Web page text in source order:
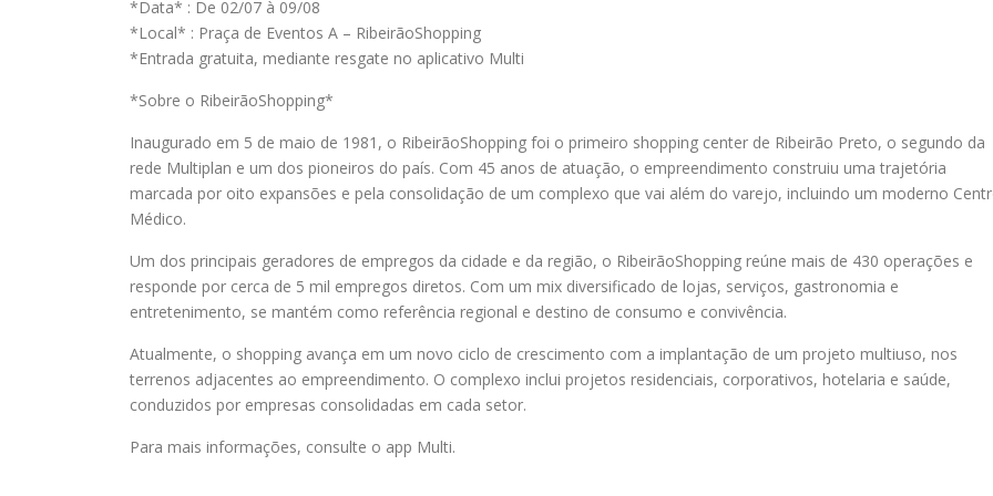
*Data* : De 02/07 à 09/08
*Local* : Praça de Eventos A – RibeirãoShopping
*Entrada gratuita, mediante resgate no aplicativo Multi
*Sobre o RibeirãoShopping*
Inaugurado em 5 de maio de 1981, o RibeirãoShopping foi o primeiro shopping center de Ribeirão Preto, o segundo da
rede Multiplan e um dos pioneiros do país. Com 45 anos de atuação, o empreendimento construiu uma trajetória
marcada por oito expansões e pela consolidação de um complexo que vai além do varejo, incluindo um moderno
Médico.
Um dos principais geradores de empregos da cidade e da região, o RibeirãoShopping reúne mais de 430 operações e
responde por cerca de 5 mil empregos diretos. Com um mix diversificado de lojas, serviços, gastronomia e
entretenimento, se mantém como referência regional e destino de consumo e convivência.
Atualmente, o shopping avança em um novo ciclo de crescimento com a implantação de um projeto multiuso, nos
terrenos adjacentes ao empreendimento. O complexo inclui projetos residenciais, corporativos, hotelaria e saúde,
conduzidos por empresas consolidadas em cada setor.
Para mais informações, consulte o app Multi.